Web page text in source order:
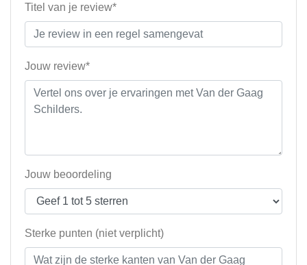
Titel van je review*
Jouw review*
Jouw beoordeling
Sterke punten (niet verplicht)